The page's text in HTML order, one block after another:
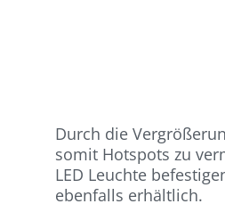
Durch die
somit Hotspots zu
LED Leuchte
ebenfalls erhältlich.